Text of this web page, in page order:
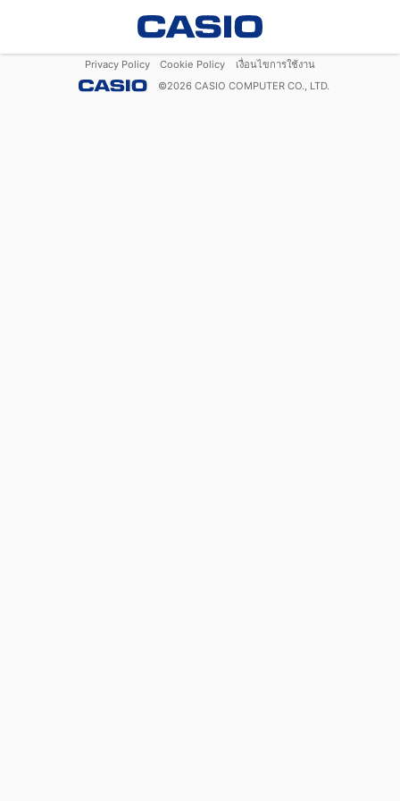
Privacy Policy Cookie Policy
เงื่อนไขการใช้งาน
©2026 CASIO COMPUTER CO., LTD.